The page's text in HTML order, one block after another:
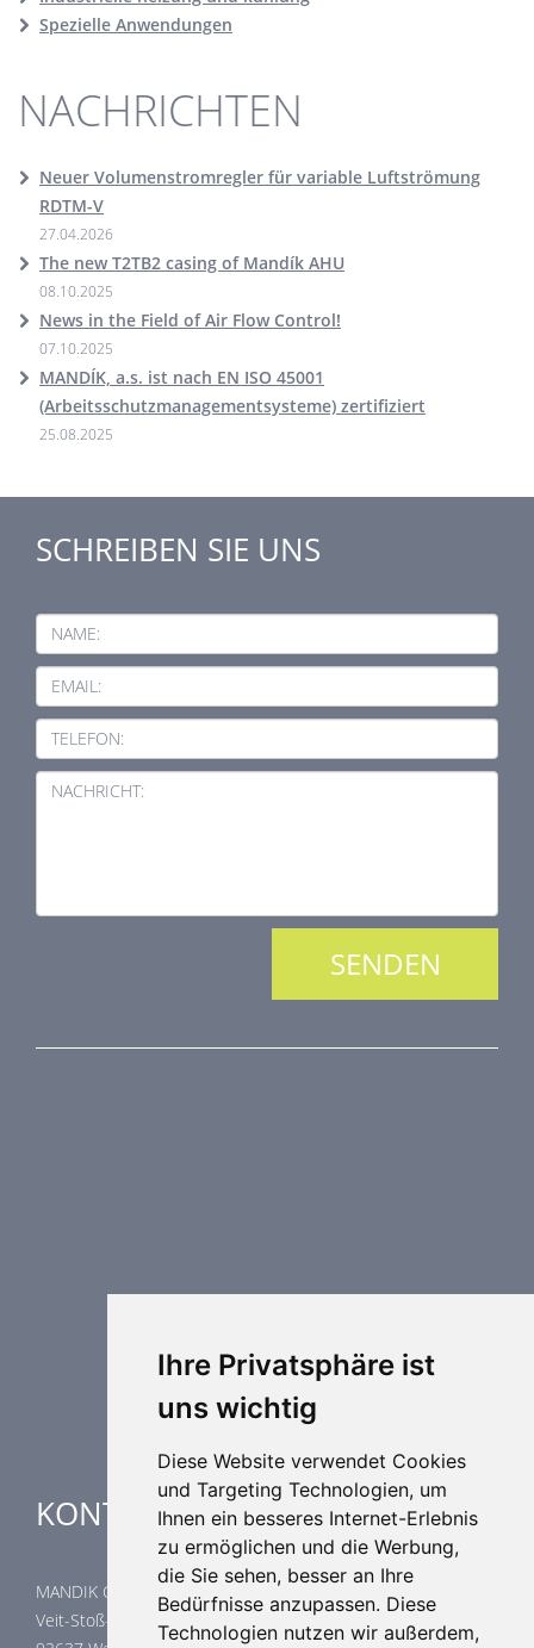
Ihre Privatsphäre ist
uns wichtig
Diese Website verwendet Cookies
und Targeting Technologien, um
Ihnen ein besseres Internet-Erlebnis
zu ermöglichen und die Werbung,
die Sie sehen, besser an Ihre
Bedürfnisse anzupassen. Diese
Technologien nutzen wir außerdem,
Spezielle Anwendungen
NACHRICHTEN
Neuer Volumenstromregler für variable Luftströmung
RDTM-V
27.04.2026
The new T2TB2 casing of Mandík AHU
08.10.2025
News in the Field of Air Flow Control!
07.10.2025
MANDÍK, a.s. ist nach EN ISO 45001
(Arbeitsschutzmanagementsysteme) zertifiziert
25.08.2025
SCHREIBEN SIE UNS
NAME:
EMAIL:
TELEFON:
NACHRICHT:
Weitere Elemente Lufttechnik
Industrielle heizung und kühlung
KONTAKTE
MANDIK GmbH
Veit-Stoß-Straße 12